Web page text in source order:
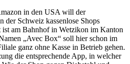
in den USA will der
der Schweiz kassenlose Shops
ist am Bahnhof in Wetzikon im Kanton
„Avec Box“ soll hier schon im
ganz ohne Kasse in Betrieb gehen.
die entsprechende App, in welcher